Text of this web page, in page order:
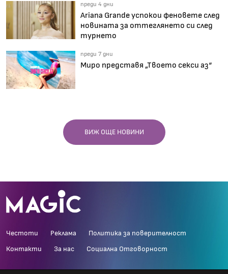
преди 4 дни
Ariana Grande успокои феновете след
новината за оттеглянето си след
турнето
преди 7 дни
Миро представя „Твоето секси аз“
ВИЖ ОЩЕ НОВИНИ
Честоти Реклама Политика за поверителност
Контакти За нас Социална Отговорност